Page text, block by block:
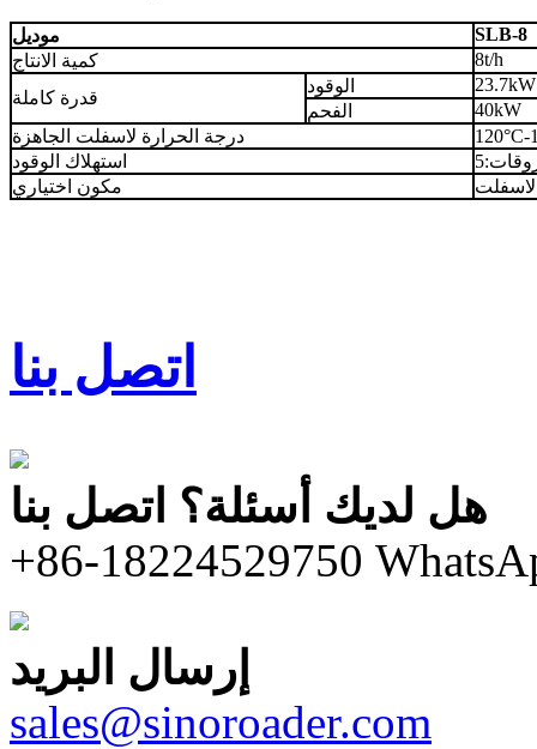
موديل
SLB-8
كمية الانتاج
8t/h
قدرة كاملة
الوقود
23.7kW
الفحم
40kW
درجة الحرارة لاسفلت الجاهزة
استهلاك الوقود
مكون اختياري
اتصل بنا
هل لديك أسئلة؟ اتصل بنا
+86-18224529750
إرسال البريد
sales@sinoroader.com